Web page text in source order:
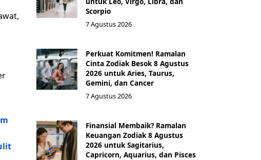
Scorpio
7 Agustus 2026
Perkuat Komitmen! Ramalan
Cinta Zodiak Besok 8 Agustus
2026 untuk Aries, Taurus,
Gemini, dan Cancer
7 Agustus 2026
Finansial Membaik? Ramalan
Keuangan Zodiak 8 Agustus
2026 untuk Sagitarius,
Capricorn, Aquarius, dan Pisces